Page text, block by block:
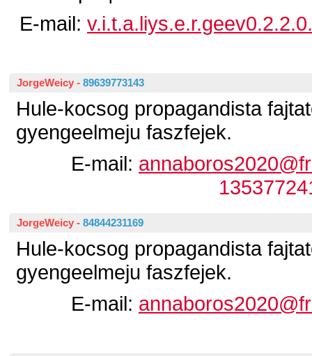
E-mail:
JorgeWeicy - 89639773143
Hule-kocsog propagandista
gyengeelmeju faszfejek.
E-mail:
JorgeWeicy - 84844231169
Hule-kocsog propagandista
gyengeelmeju faszfejek.
E-mail: